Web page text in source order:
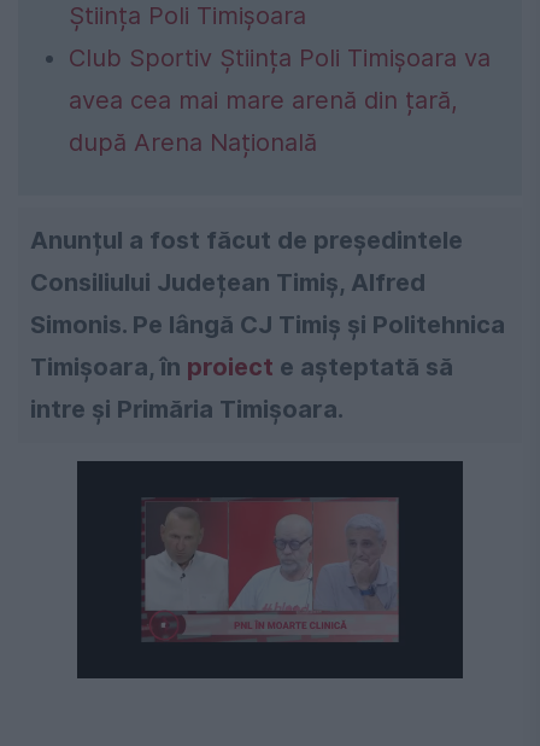
Știința Poli Timișoara
Club Sportiv Știința Poli Timișoara va
avea cea mai mare arenă din țară,
după Arena Națională
Anunțul a fost făcut de președintele
Consiliului Județean Timiș, Alfred
Simonis. Pe lângă CJ Timiș și Politehnica
Timișoara, în proiect e așteptată să
intre și Primăria Timișoara.